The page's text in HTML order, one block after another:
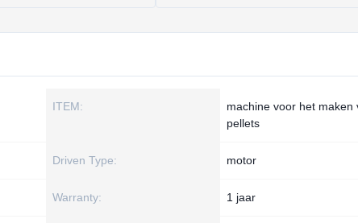
ITEM:
machine voor het maken
pellets
Driven Type: motor
Warranty: 1 jaar